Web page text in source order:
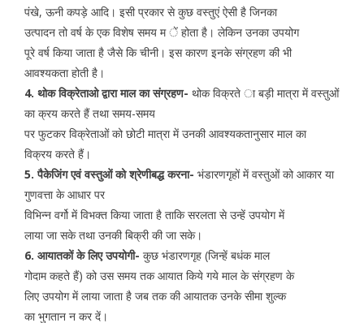
पंखे, ऊनी कपड़े आदि। इसी प्रकार से कुछ वस्तुएं ऐसी है जिनका
उत्पादन तो वर्ष के एक विशेष समय म ें होता है। लेकिन उनका उपयोग
पूरे वर्ष किया जाता है जैसे कि चीनी। इस कारण इनके संग्रहण की भी
आवश्यकता होती है।
4. थोक विक्रेताओ द्वारा माल का संग्रहण- थोक विक्रते ा बड़ी मात्रा में वस्तुओं
का क्रय करते हैं तथा समय-समय
पर फुटकर विक्रेताओं को छोटी मात्रा में उनकी आवश्यकतानुसार माल का
विक्रय करते हैं।
5. पैकेजिंग एवं वस्तुओं को श्रेणीबद्ध करना- भंडारणगृहों में वस्तुओं को आकार या
गुणवत्ता के आधार पर
विभिन्न वर्गो में विभक्त किया जाता है ताकि सरलता से उन्हें उपयोग में
लाया जा सके तथा उनकी बिक्री की जा सके।
6. आयातकों के लिए उपयोगी- कुछ भंडारणगृह (जिन्हें बधंक माल
गोदाम कहते हैं) को उस समय तक आयात किये गये माल के संग्रहण के
लिए उपयोग में लाया जाता है जब तक की आयातक उनके सीमा शुल्क
का भुगतान न कर दें।